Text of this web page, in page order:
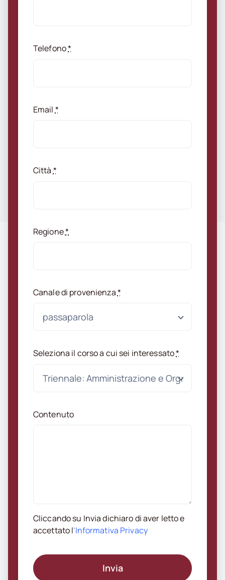
Telefono*
Email *
Città *
Regione*
Canale di provenienza*
Seleziona il corso a cui sei interessato*
Contenuto
Cliccando su Invia dichiaro di aver letto e
accettato l'Informativa Privacy
Invia